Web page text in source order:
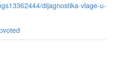
dijagnostika-vlage-u-